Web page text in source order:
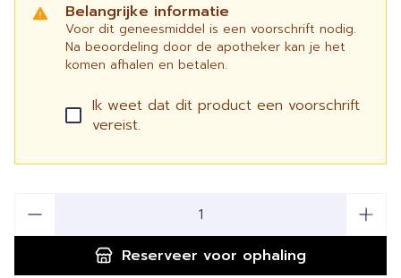
Belangrijke informatie
Voor dit geneesmiddel is een voorschrift nodig.
Na beoordeling door de apotheker kan je het
komen afhalen en betalen.
Ik weet dat dit product een voorschrift
vereist.
Reserveer voor ophaling